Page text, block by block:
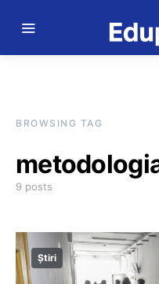
BROWSING TAG
9 posts
Știri